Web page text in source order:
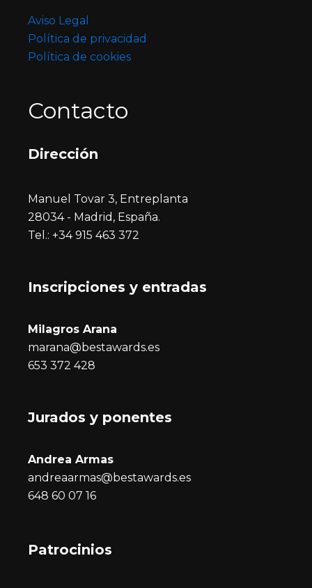
Aviso Legal
Política de privacidad
Política de cookies
Contacto
Dirección
Manuel Tovar 3, Entreplanta
28034 - Madrid, España.
Tel.: +34 915 463 372
Inscripciones y entradas
Milagros Arana
marana@bestawards.es
653 372 428
Jurados y ponentes
Andrea Armas
andreaarmas@bestawards.es
648 60 07 16
Patrocinios